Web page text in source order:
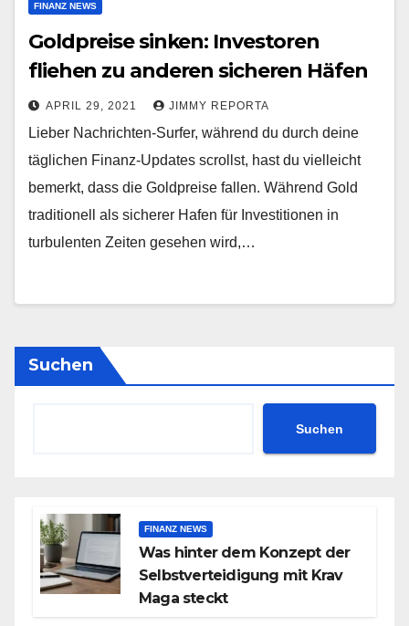
FINANZ NEWS
Goldpreise sinken: Investoren
fliehen zu anderen sicheren Häfen
APRIL 29, 2021 JIMMY REPORTA
Lieber Nachrichten-Surfer, während du durch deine
täglichen Finanz-Updates scrollst, hast du vielleicht
bemerkt, dass die Goldpreise fallen. Während Gold
traditionell als sicherer Hafen für Investitionen in
turbulenten Zeiten gesehen wird,…
Suchen
Suchen
FINANZ NEWS
Was hinter dem Konzept der
Selbstverteidigung mit Krav
Maga steckt